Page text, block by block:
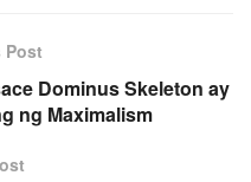
Post
Dominus Skeleton ay
ng Maximalism